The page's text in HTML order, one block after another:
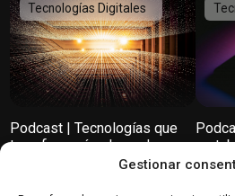
Gestionar
Tecnologías Digitales
Podcast | Tecnologías que
transformarán el mundo
con la